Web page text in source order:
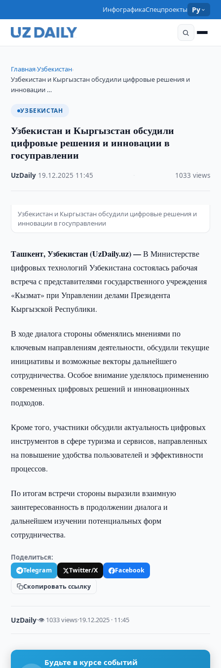
ИнфографикаСпецпроекты Ру
Главная›Узбекистан›
Узбекистан и Кыргызстан обсудили цифровые решения и
инновации …
УЗБЕКИСТАН
Узбекистан и Кыргызстан обсудили
цифровые решения и инновации в
госуправлении
UzDaily 19.12.2025 11:45 1033 views
Узбекистан и Кыргызстан обсудили цифровые решения и
инновации в госуправлении
Ташкент, Узбекистан (UzDaily.uz) —В Министерстве
цифровых технологий Узбекистана состоялась рабочая
встреча с представителями государственного учреждения
«Кызмат» при Управлении делами Президента
Кыргызской Республики.
В ходе диалога стороны обменялись мнениями по
ключевым направлениям деятельности, обсудили текущие
инициативы и возможные векторы дальнейшего
сотрудничества. Особое внимание уделялось применению
современных цифровых решений и инновационных
подходов.
Кроме того, участники обсудили актуальность цифровых
инструментов в сфере туризма и сервисов, направленных
на повышение удобства пользователей и эффективности
процессов.
По итогам встречи стороны выразили взаимную
заинтересованность в продолжении диалога и
дальнейшем изучении потенциальных форм
сотрудничества.
Поделиться:
Telegram Twitter/X
Facebook
Скопировать ссылку
UzDaily·👁 1033 views·19.12.2025 · 11:45
Будьте в курсе событий